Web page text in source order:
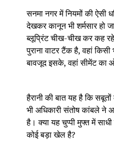
सनमा नगर में नियमों की ऐसी
देखकर कानून भी शर्मसार हो
ब्लूप्रिंट चीख-चीख कर कह
पुराना वाटर टैंक है, वहां किसी
बावजूद इसके, वहां सीमेंट का
हैरानी की बात यह है कि
भी अधिकारी संतोष कांबले ने
है। क्या यह चुप्पी मुफ्त में
कोई बड़ा खेल है?